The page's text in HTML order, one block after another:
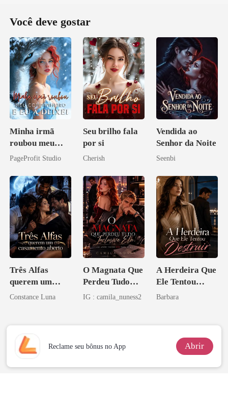
Você deve gostar
Minha irmã
roubou meu
companheiro e
PageProfit Studio
Seu brilho fala
por si
Cherish
Vendida ao
Senhor da Noite
Seenbi
Três Alfas
querem um
casamento
Constance Luna
O Magnata Que
Perdeu Tudo
Inclusive Ela
IG : camila_nuness2
A Herdeira Que
Ele Tentou
Destruir
Barbara
Reclame seu bônus no App Abrir